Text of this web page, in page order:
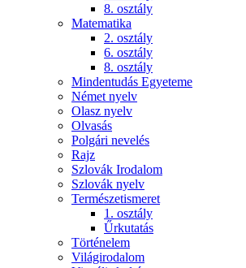
8. osztály
Matematika
2. osztály
6. osztály
8. osztály
Mindentudás Egyeteme
Német nyelv
Olasz nyelv
Olvasás
Polgári nevelés
Rajz
Szlovák Irodalom
Szlovák nyelv
Természetismeret
1. osztály
Űrkutatás
Történelem
Világirodalom